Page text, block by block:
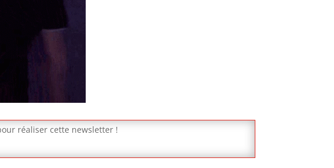
réaliser cette newsletter !